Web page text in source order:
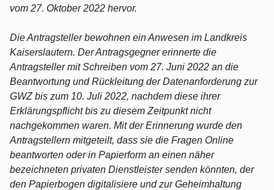
vom 27. Oktober 2022 hervor.
Die Antragsteller bewohnen ein Anwesen im Landkreis
Kaiserslautern. Der Antragsgegner erinnerte die
Antragsteller mit Schreiben vom 27. Juni 2022 an die
Beantwortung und Rückleitung der Datenanforderung zur
GWZ bis zum 10. Juli 2022, nachdem diese ihrer
Erklärungspflicht bis zu diesem Zeitpunkt nicht
nachgekommen waren. Mit der Erinnerung wurde den
Antragstellern mitgeteilt, dass sie die Fragen Online
beantworten oder in Papierform an einen näher
bezeichneten privaten Dienstleister senden könnten, der
den Papierbogen digitalisiere und zur Geheimhaltung